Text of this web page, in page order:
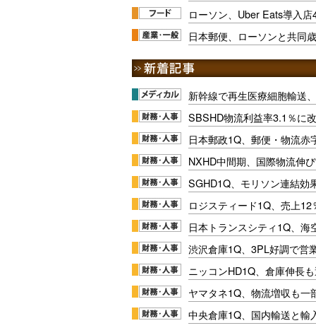
ローソン、Uber Eats導入店
日本郵便、ローソンと共同
新幹線で再生医療細胞輸送
SBSHD物流利益率3.1％に
日本郵政1Q、郵便・物流赤
NXHD中間期、国際物流伸
SGHD1Q、モリソン連結効
ロジスティード1Q、売上
日本トランスシティ1Q、海
渋沢倉庫1Q、3PL好調で営
ニッコンHD1Q、倉庫伸長
ヤマタネ1Q、物流増収も一
中央倉庫1Q、国内輸送と輸